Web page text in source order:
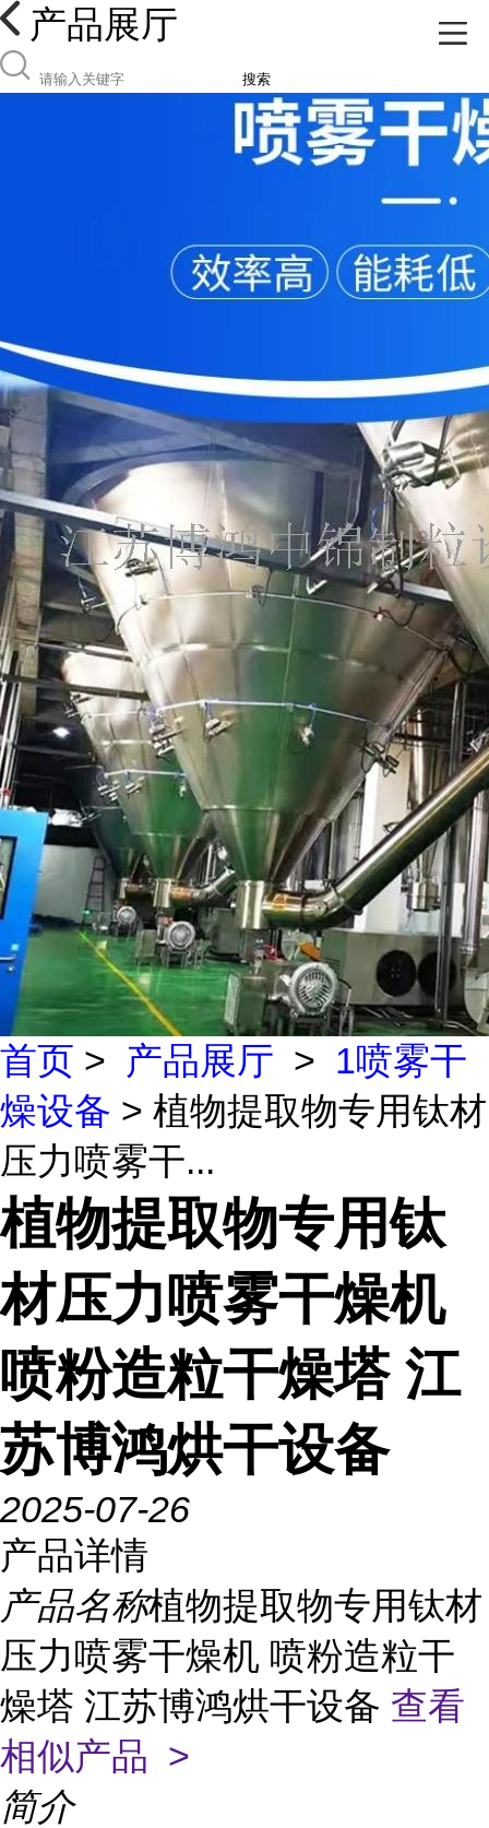
产品展厅
搜索
首页 > 产品展厅 > 1喷雾干
燥设备 > 植物提取物专用钛材
压力喷雾干...
植物提取物专用钛
材压力喷雾干燥机
喷粉造粒干燥塔 江
苏博鸿烘干设备
2025-07-26
产品详情
产品名称植物提取物专用钛材
压力喷雾干燥机 喷粉造粒干
燥塔 江苏博鸿烘干设备 查看
相似产品 >
简介